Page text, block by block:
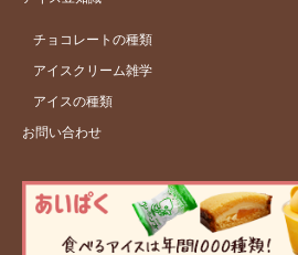
チョコレートの種類
アイスクリーム雑学
アイスの種類
お問い合わせ